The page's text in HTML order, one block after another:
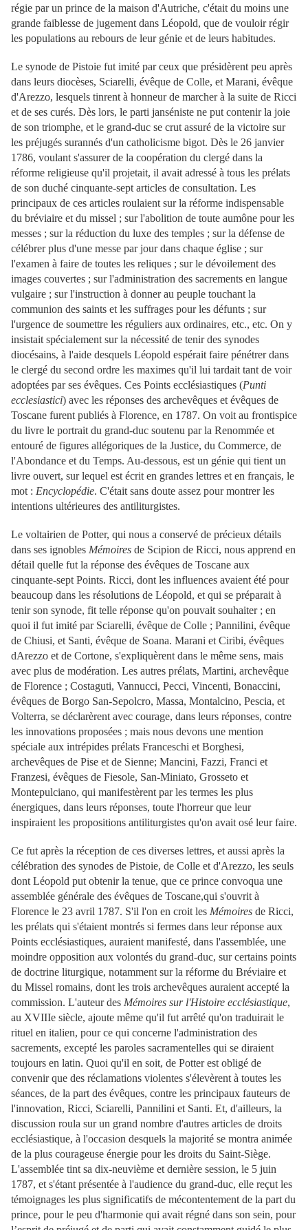
régie par un prince de la maison d'Autriche, c'était du moins une
grande faiblesse de jugement dans Léopold, que de vouloir régir
les populations au rebours de leur génie et de leurs habitudes.
Le synode de Pistoie fut imité par ceux que présidèrent peu après
dans leurs diocèses, Sciarelli, évêque de Colle, et Marani, évêque
d'Arezzo, lesquels tinrent à honneur de marcher à la suite de Ricci
et de ses curés. Dès lors, le parti janséniste ne put contenir la joie
de son triomphe, et le grand-duc se crut assuré de la victoire sur
les préjugés surannés d'un catholicisme bigot. Dès le 26 janvier
1786, voulant s'assurer de la coopération du clergé dans la
réforme religieuse qu'il projetait, il avait adressé à tous les prélats
de son duché cinquante-sept articles de consultation. Les
principaux de ces articles roulaient sur la réforme indispensable
du bréviaire et du missel ; sur l'abolition de toute aumône pour les
messes ; sur la réduction du luxe des temples ; sur la défense de
célébrer plus d'une messe par jour dans chaque église ; sur
l'examen à faire de toutes les reliques ; sur le dévoilement des
images couvertes ; sur l'administration des sacrements en langue
vulgaire ; sur l'instruction à donner au peuple touchant la
communion des saints et les suffrages pour les défunts ; sur
l'urgence de soumettre les réguliers aux ordinaires, etc., etc. On y
insistait spécialement sur la nécessité de tenir des synodes
diocésains, à l'aide desquels Léopold espérait faire pénétrer dans
le clergé du second ordre les maximes qu'il lui tardait tant de voir
adoptées par ses évêques. Ces Points ecclésiastiques (Punti
ecclesiastici) avec les réponses des archevêques et évêques de
Toscane furent publiés à Florence, en 1787. On voit au frontispice
du livre le portrait du grand-duc soutenu par la Renommée et
entouré de figures allégoriques de la Justice, du Commerce, de
l'Abondance et du Temps. Au-dessous, est un génie qui tient un
livre ouvert, sur lequel est écrit en grandes lettres et en français, le
mot : Encyclopédie. C'était sans doute assez pour montrer les
intentions ultérieures des antiliturgistes.
Le voltairien de Potter, qui nous a conservé de précieux détails
dans ses ignobles Mémoires de Scipion de Ricci, nous apprend en
détail quelle fut la réponse des évêques de Toscane aux
cinquante-sept Points. Ricci, dont les influences avaient été pour
beaucoup dans les résolutions de Léopold, et qui se préparait à
tenir son synode, fit telle réponse qu'on pouvait souhaiter ; en
quoi il fut imité par Sciarelli, évêque de Colle ; Pannilini, évêque
de Chiusi, et Santi, évêque de Soana. Marani et Ciribi, évêques
dArezzo et de Cortone, s'expliquèrent dans le même sens, mais
avec plus de modération. Les autres prélats, Martini, archevêque
de Florence ; Costaguti, Vannucci, Pecci, Vincenti, Bonaccini,
évêques de Borgo San-Sepolcro, Massa, Montalcino, Pescia, et
Volterra, se déclarèrent avec courage, dans leurs réponses, contre
les innovations proposées ; mais nous devons une mention
spéciale aux intrépides prélats Franceschi et Borghesi,
archevêques de Pise et de Sienne; Mancini, Fazzi, Franci et
Franzesi, évêques de Fiesole, San-Miniato, Grosseto et
Montepulciano, qui manifestèrent par les termes les plus
énergiques, dans leurs réponses, toute l'horreur que leur
inspiraient les propositions antiliturgistes qu'on avait osé leur faire.
Ce fut après la réception de ces diverses lettres, et aussi après la
célébration des synodes de Pistoie, de Colle et d'Arezzo, les seuls
dont Léopold put obtenir la tenue, que ce prince convoqua une
assemblée générale des évêques de Toscane,qui s'ouvrit à
Florence le 23 avril 1787. S'il l'on en croit les Mémoires de Ricci,
les prélats qui s'étaient montrés si fermes dans leur réponse aux
Points ecclésiastiques, auraient manifesté, dans l'assemblée, une
moindre opposition aux volontés du grand-duc, sur certains points
de doctrine liturgique, notamment sur la réforme du Bréviaire et
du Missel romains, dont les trois archevêques auraient accepté la
commission. L'auteur des Mémoires sur l'Histoire ecclésiastique,
au XVIIIe siècle, ajoute même qu'il fut arrêté qu'on traduirait le
rituel en italien, pour ce qui concerne l'administration des
sacrements, excepté les paroles sacramentelles qui se diraient
toujours en latin. Quoi qu'il en soit, de Potter est obligé de
convenir que des réclamations violentes s'élevèrent à toutes les
séances, de la part des évêques, contre les principaux fauteurs de
l'innovation, Ricci, Sciarelli, Pannilini et Santi. Et, d'ailleurs, la
discussion roula sur un grand nombre d'autres articles de droits
ecclésiastique, à l'occasion desquels la majorité se montra animée
de la plus courageuse énergie pour les droits du Saint-Siège.
L'assemblée tint sa dix-neuvième et dernière session, le 5 juin
1787, et s'étant présentée à l'audience du grand-duc, elle reçut les
témoignages les plus significatifs de mécontentement de la part du
prince, pour le peu d'harmonie qui avait régné dans son sein, pour